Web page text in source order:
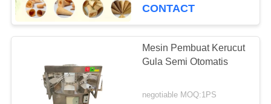
CONTACT
Mesin Pembuat Kerucut
Gula Semi Otomatis
negotiable MOQ:1PS